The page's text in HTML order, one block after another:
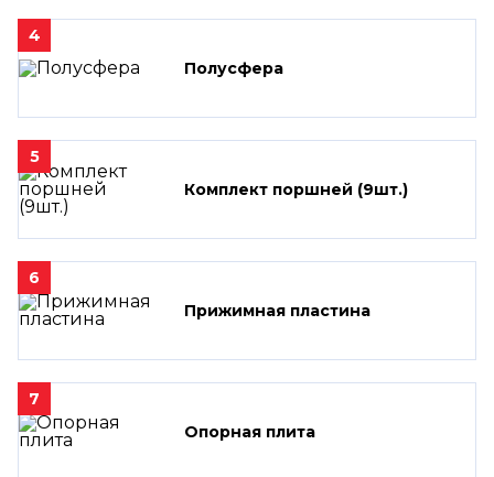
4
Полусфера
5
Комплект поршней (9шт.)
6
Прижимная пластина
7
Опорная плита